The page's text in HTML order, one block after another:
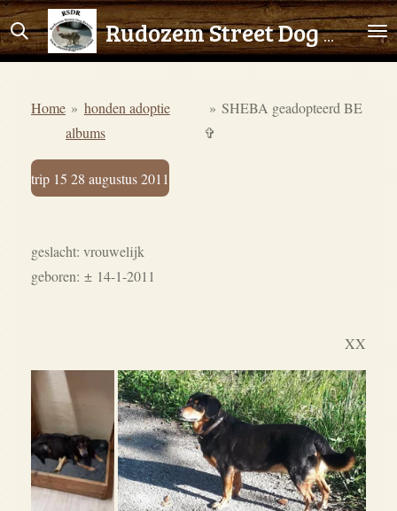
Ga
direct
hoofdinhoud
Rudozem Street Dog Rescue
Home » honden adoptie
albums
» SHEBA geadopteerd BE
✞
trip 15 28 augustus 2011
geslacht: vrouwelijk
geboren: ± 14-1-2011
XX